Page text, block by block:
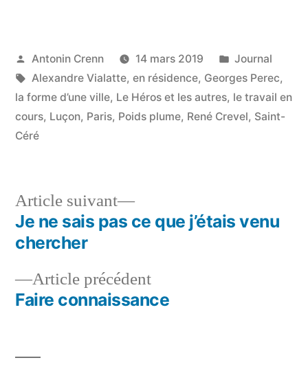
Publié
par
Antonin Crenn 14 mars 2019
Publié
dans
Journal
Étiquettes :
Alexandre Vialatte, en résidence, Georges Perec,
la forme d’une ville, Le Héros et les autres, le travail en
cours, Luçon, Paris, Poids plume, René Crevel, Saint-
Céré
Navigation
l’article
Article précédentArticle
précédent :
Faire connaissance
Article suivant
Article
suivant :
Je ne sais pas ce que j’étais venu
chercher